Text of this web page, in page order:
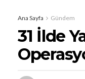
Ana Sayfa Gündem
31 İlde